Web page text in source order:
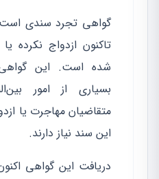
گواهی تجرد سندی
تاکنون ازدواج نکرده
بسیاری از امور
متقاضیان مهاجرت یا
این سند نیاز دارند.
دریافت این گواهی